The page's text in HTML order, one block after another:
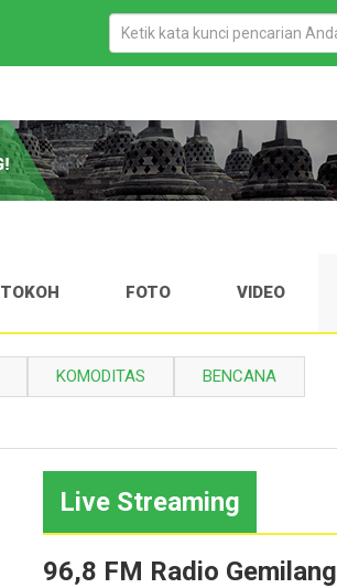
TOKOH FOTO VIDEO
KOMODITAS BENCANA
Live Streaming
96,8 FM Radio Gemilang